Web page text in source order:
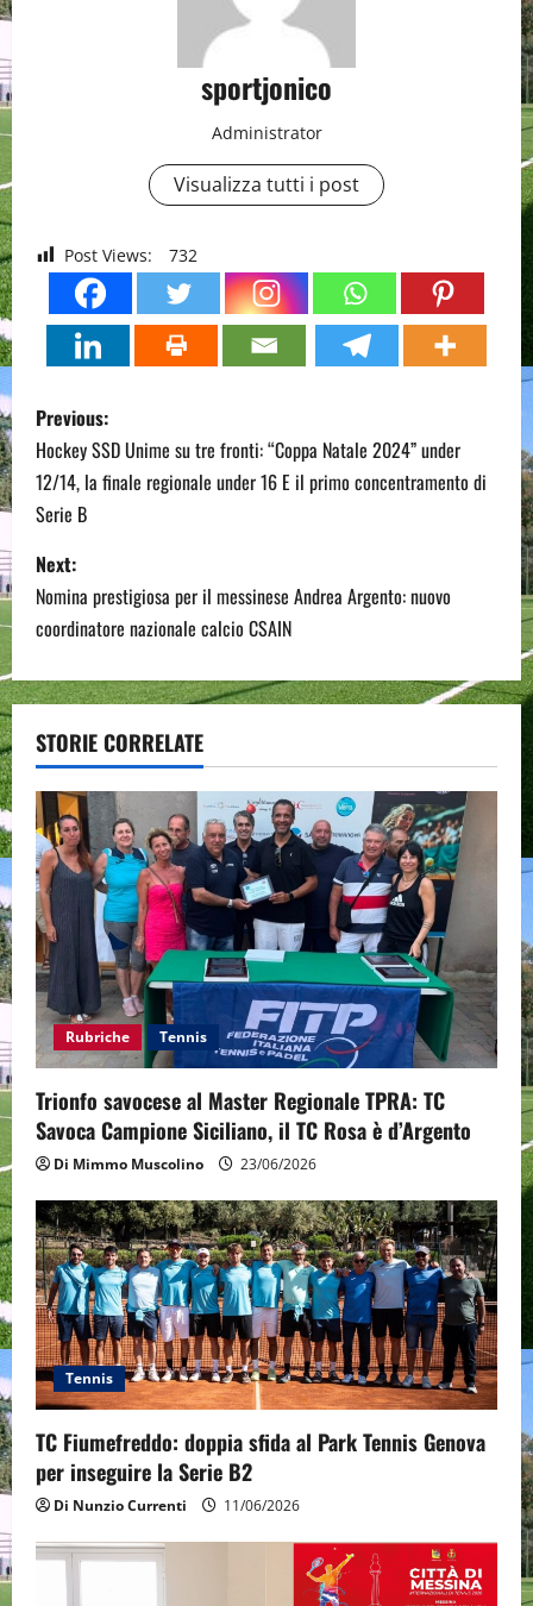
sportjonico
Administrator
Visualizza tutti i post
Post Views: 732
P
o
s
t
n
v
i
g
a
t
i
o
n
Previous:
Hockey SSD Unime su tre fronti: “Coppa Natale 2024” under
12/14, la finale regionale under 16 E il primo concentramento di
Serie B
Next:
Nomina prestigiosa per il messinese Andrea Argento: nuovo
coordinatore nazionale calcio CSAIN
STORIE CORRELATE
Rubriche Tennis
Trionfo savocese al Master Regionale TPRA: TC
Savoca Campione Siciliano, il TC Rosa è d’Argento
Di Mimmo Muscolino 23/06/2026
Tennis
TC Fiumefreddo: doppia sfida al Park Tennis Genova
per inseguire la Serie B2
Di Nunzio Currenti 11/06/2026